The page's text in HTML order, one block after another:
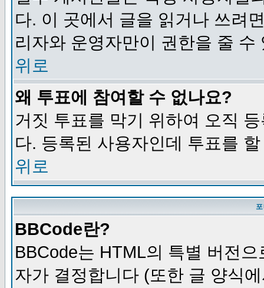
다. 이 곳에서 글을 읽거나 쓰려
리자와 운영자만이 권한을 줄
위로
왜 투표에 참여할 수 없나요?
거짓 투표를 막기 위하여 오직
다. 등록된 사용자인데 투표를
위로
BBCode란?
BBCode는 HTML의 특별 버전
자가 결정합니다 (또한 글 양식